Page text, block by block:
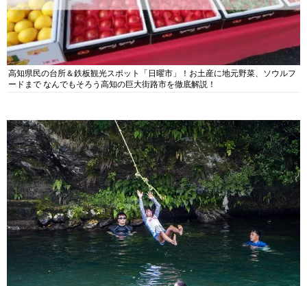
高知県民の台所＆鉄板観光スポット「日曜市」！お土産に地元野菜、ソウルフ
ードまで なんでもそろう高知の巨大街路市を徹底解説！